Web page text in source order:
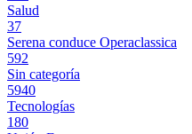
Salud
37
Serena conduce Operaclassica
592
Sin categoría
5940
Tecnologías
180